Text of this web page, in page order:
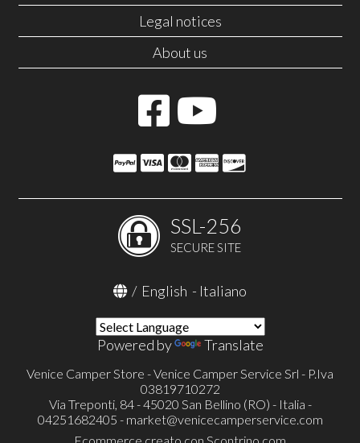
Legal notices
About us
SSL-256
SECURE SITE
/ English - Italiano
Powered by Translate
Venice Camper Store - Venice Camper Service Srl - P.Iva
03819710272
Via Treponti, 84 - 45020 San Bellino (RO) - Italia -
04251682405 - market@venicecamperservice.com